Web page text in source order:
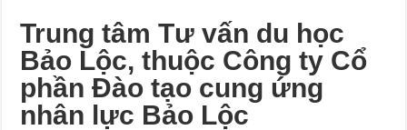
Trung tâm Tư vấn du học
Bảo Lộc, thuộc Công ty Cổ
phần Đào tạo cung ứng
nhân lực Bảo Lộc